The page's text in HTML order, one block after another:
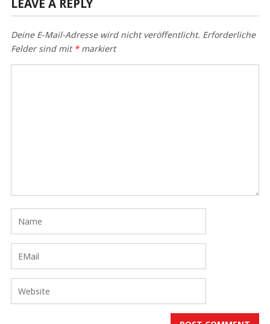
LEAVE A REPLY
Deine E-Mail-Adresse wird nicht veröffentlicht. Erforderliche
Felder sind mit *markiert